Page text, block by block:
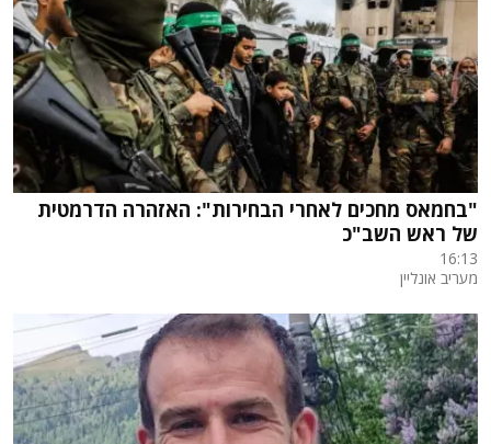
"בחמאס מחכים לאחרי הבחירות": האזהרה הדרמטית
של ראש השב"כ
16:13
מעריב אונליין